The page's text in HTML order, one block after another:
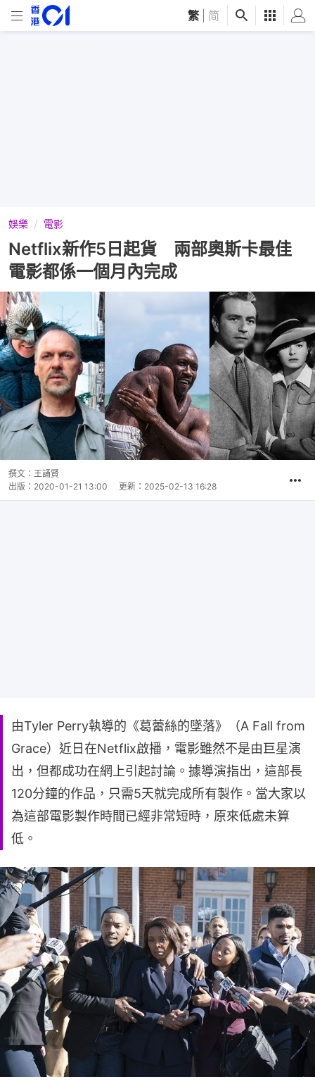
繁 简
娛樂 電影
Netflix新作5日起貨 兩部奧斯卡最佳
電影都係一個月內完成
撰文： 王誦賢
出版： 2020-01-21 13:00 更新： 2025-02-13 16:28
由Tyler Perry執導的《葛蕾絲的墜落》（A Fall from
Grace）近日在Netflix啟播，電影雖然不是由巨星演
出，但都成功在網上引起討論。據導演指出，這部長
120分鐘的作品，只需5天就完成所有製作。當大家以
為這部電影製作時間已經非常短時，原來低處未算
低。